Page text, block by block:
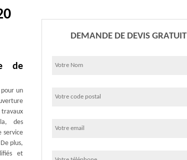
de
un
travaux
des
service
plus,
et
DEMANDE DE DEVIS GRATUIT